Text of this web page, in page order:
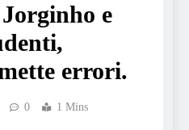
e
errori.
0 1 Mins